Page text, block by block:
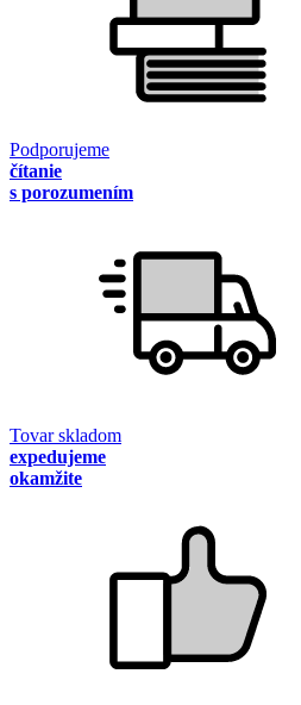
Podporujeme
čítanie
s porozumením
Tovar skladom
expedujeme
okamžite